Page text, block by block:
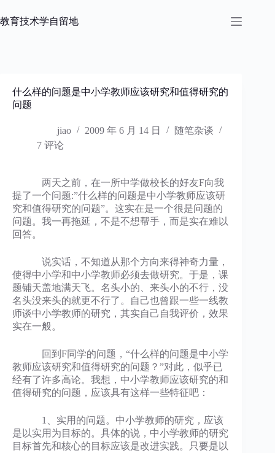
过
教育技术学自留地
什么样的问题是中小学教师应该研究和值得研究的
问题
jiao 2009 年 6 月 14 日
随笔杂谈
7 评论
两天之前，在一所中学做校长的好友F向我
提了一个问题:”什么样的问题是中小学教师应该研
究和值得研究的问题”。这实在是一个很是问题的
问题。我一再拖延，不是不想帮手，而是实在难以
回答。
说实话，不知道从那个方向来得神奇力量，
使得中小学和中小学教师必须去做研究。于是，课
题铺天盖地满天飞。名头小的、来头小的不行，没
名头没来头的就更不行了。自己也曾跟一些一线教
师谈中小学教师的研究，其实自己自我评价，效果
实在一般。
回到F同学的问题，“什么样的问题是中小学
教师应该研究和值得研究的问题？”对此，似乎已
经有了许多高论。我想，中小学教师应该研究的和
值得研究的问题，应该具有这样一些特征吧：
1、实用的问题。中小学教师的研究，应该
是以实用为目标的。具体的说，中小学教师的研究
目标首先和核心的目标应该是改进实践。只要是以